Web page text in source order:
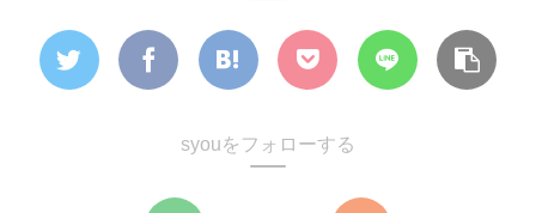
syouをフォローする